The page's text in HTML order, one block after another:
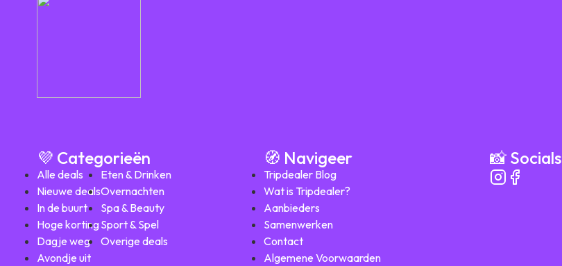
💜 Categorieën
Alle deals
Nieuwe deals
In de buurt
Hoge korting
Dagje weg
Avondje uit
Eten & Drinken
Overnachten
Spa & Beauty
Sport & Spel
Overige deals
🧭 Navigeer
Tripdealer Blog
Wat is Tripdealer?
Aanbieders
Samenwerken
Contact
Algemene Voorwaarden
📸 Socials